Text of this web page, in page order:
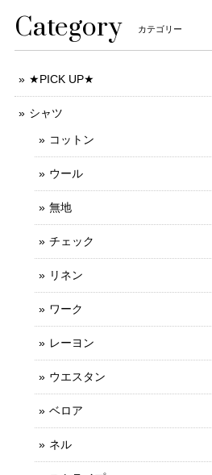
Category カテゴリー
★PICK UP★
シャツ
コットン
ウール
無地
チェック
リネン
ワーク
レーヨン
ウエスタン
ベロア
ネル